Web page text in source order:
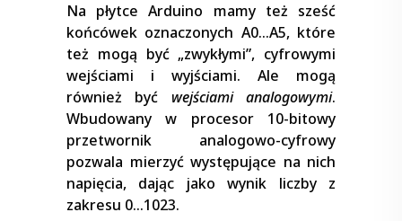
Na płytce Arduino mamy też sześć
końcówek oznaczonych A0…A5, które
też mogą być „zwykłymi”, cyfrowymi
wejściami i wyjściami. Ale mogą
również być wejściami analogowymi.
Wbudowany w procesor 10-bitowy
przetwornik analogowo-cyfrowy
pozwala mierzyć występujące na nich
napięcia, dając jako wynik liczby z
zakresu 0…1023.